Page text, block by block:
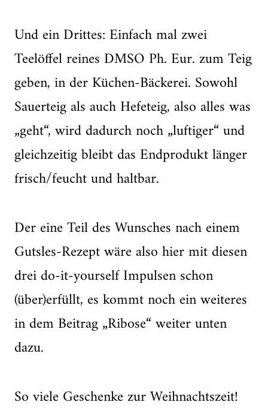
Und ein Drittes: Einfach mal zwei
Teelöffel reines DMSO Ph. Eur. zum Teig
geben, in der Küchen-Bäckerei. Sowohl
Sauerteig als auch Hefeteig, also alles was
„geht“, wird dadurch noch „luftiger“ und
gleichzeitig bleibt das Endprodukt länger
frisch/feucht und haltbar.
Der eine Teil des Wunsches nach einem
Gutsles-Rezept wäre also hier mit diesen
drei do-it-yourself Impulsen schon
(über)erfüllt, es kommt noch ein weiteres
in dem Beitrag „Ribose“ weiter unten
dazu.
So viele Geschenke zur Weihnachtszeit!